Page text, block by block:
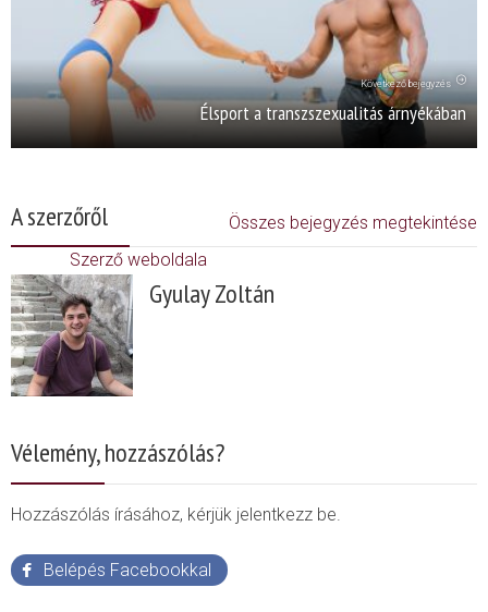
Következő bejegyzés
Élsport a transzszexualitás árnyékában
A szerzőről
Összes bejegyzés megtekintése
Szerző weboldala
Gyulay Zoltán
Vélemény, hozzászólás?
Hozzászólás írásához, kérjük jelentkezz be.
Belépés Facebookkal